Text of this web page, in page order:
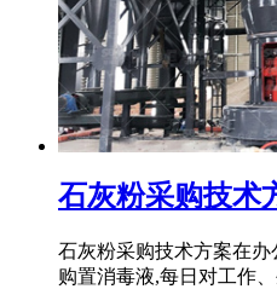
石灰粉采购技术
石灰粉采购技术方案在办
购置消毒液,每日对工作